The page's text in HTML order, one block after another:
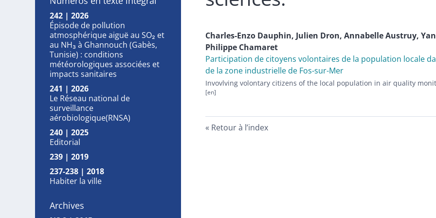
242 | 2026
Épisode de pollution
atmosphérique aiguë au SO₂ et
au NH₃ à Ghannouch (Gabès,
Tunisie) : conditions
météorologiques associées et
impacts sanitaires
241 | 2026
Le Réseau national de
surveillance
aérobiologique(RNSA)
240 | 2025
Editorial
239 | 2019
237-238 | 2018
Habiter la ville
Archives
Charles-Enzo Dauphin, Julien Dron, AnnabelleAustruy,
Philippe Chamaret
Participation de citoyens volontaires de la population locale
de la zone industrielle de Fos-sur-Mer
Invovlving volontary citizens of the local population in air quality
Retour à l’index